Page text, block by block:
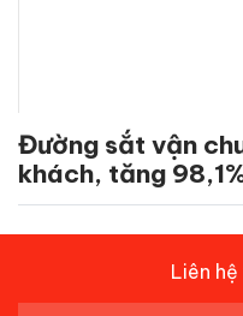
Đường sắt vận
khách, tăng
Liên